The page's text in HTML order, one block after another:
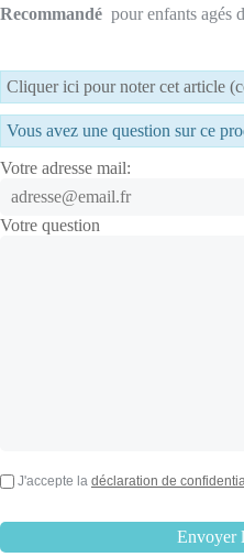
Recommandé pour enfants agés
Cliquer ici pour noter cet article
Vous avez une question sur ce
Votre adresse mail:
Votre question
J'accepte la déclaration de